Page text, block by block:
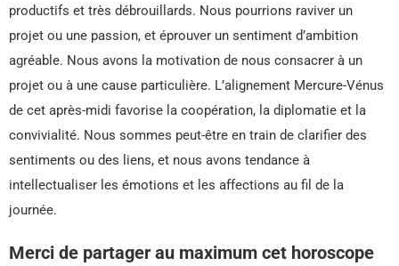
productifs et très débrouillards. Nous pourrions raviver un
projet ou une passion, et éprouver un sentiment d’ambition
agréable. Nous avons la motivation de nous consacrer à un
projet ou à une cause particulière. L’alignement Mercure-Vénus
de cet après-midi favorise la coopération, la diplomatie et la
convivialité. Nous sommes peut-être en train de clarifier des
sentiments ou des liens, et nous avons tendance à
intellectualiser les émotions et les affections au fil de la
journée.
Merci de partager au maximum cet horoscope